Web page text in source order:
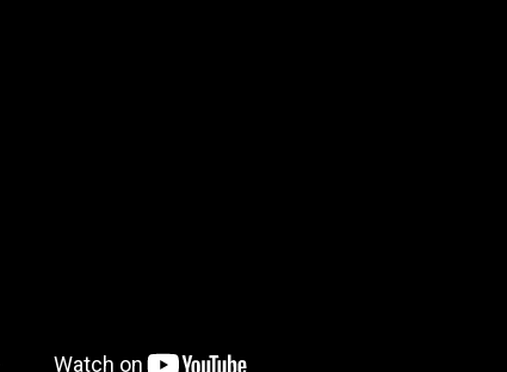
佛！
目。在此先问候大家：少病、少恼否？色身康泰否？道业
提之佛典故事”，今天要跟大家介绍的是《杂宝藏经》中
祝愿的内容等，应当了解是否合于时宜；修习了布施、
是忧伤悲泣呢？还是欢喜快乐的？而知道这个时候，是
理。
卫城中有一位大长者，他是城中的巨富，财宝无量，所
来到家中接受供养。有一天，轮到舍利弗尊者和摩诃罗
常的欢喜，当时长者家中，派出到海外经商的商人们，